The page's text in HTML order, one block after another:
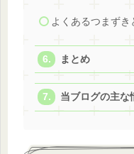
よくあるつまずき
まとめ
当ブログの主な